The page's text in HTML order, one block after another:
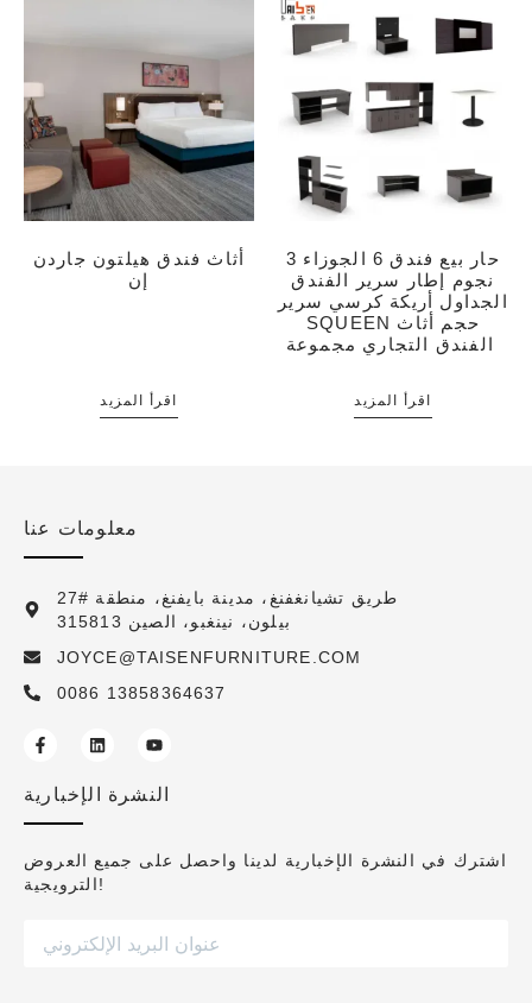
أثاث فندق هيلتون جاردن
إن
اقرأ المزيد
حار بيع فندق 6 الجوزاء 3
نجوم إطار سرير الفندق
الجداول أريكة كرسي سرير
SQUEEN حجم أثاث
اقرأ المزيد
معلومات عنا
27# طريق تشيانغفنغ، مدينة بايفنغ، منطقة
بيلون، نينغبو، الصين 315813
JOYCE@TAISENFURNITURE.COM
0086 13858364637
النشرة الإخبارية
اشترك في النشرة الإخبارية لدينا واحصل على جميع العروض
الترويجية!